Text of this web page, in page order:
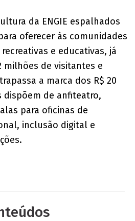
da ENGIE espalhados
oferecer às comunidades
e educativas, já
milhões de visitantes e
a marca dos R$ 20
dispõem de anfiteatro,
para oficinas de
inclusão digital e